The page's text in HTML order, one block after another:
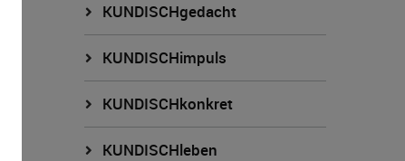
KUNDISCHgedacht
KUNDISCHimpuls
KUNDISCHkonkret
KUNDISCHleben